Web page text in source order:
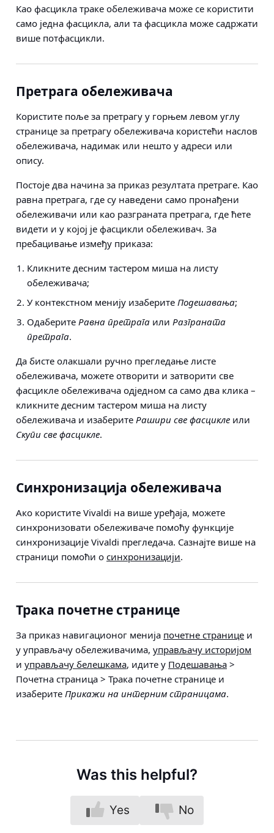
Као фасцикла траке обележивача може се користити
само једна фасцикла, али та фасцикла може садржати
више потфасцикли.
Претрага обележивача
Користите поље за претрагу у горњем левом углу
странице за претрагу обележивача користећи наслов
обележивача, надимак или нешто у адреси или
опису.
Постоје два начина за приказ резултата претраге. Као
равна претрага, где су наведени само пронађени
обележивачи или као разграната претрага, где ћете
видети и у којој је фасцикли обележивач. За
пребацивање између приказа:
Кликните десним тастером миша на листу
обележивача;
У контекстном менију изаберите Подешавања;
Одаберите Равна претрага или Разграната
претрага.
Да бисте олакшали ручно прегледање листе
обележивача, можете отворити и затворити све
фасцикле обележивача одједном са само два клика –
кликните десним тастером миша на листу
обележивача и изаберите Рашири све фасцикле или
Скупи све фасцикле.
Синхронизација обележивача
Ако користите Vivaldi на више уређаја, можете
синхронизовати обележиваче помоћу функције
синхронизације Vivaldi прегледача. Сазнајте више на
страници помоћи о синхронизацији.
Трака почетне странице
За приказ навигационог менија почетне странице и
у управљачу обележивачима, управљачу историјом
и управљачу белешкама, идите у Подешавања >
Почетна страница > Трака почетне странице и
изаберите Прикажи на интерним страницама.
Was this helpful?
Yes No